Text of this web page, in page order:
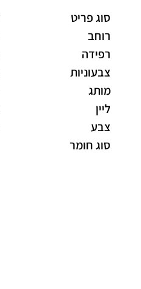
סוג פריט
רוחב
רפידה
צבעוניות
מותג
ליין
צבע
סוג חומר